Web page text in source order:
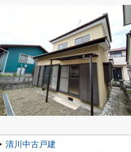
清川中古戸建